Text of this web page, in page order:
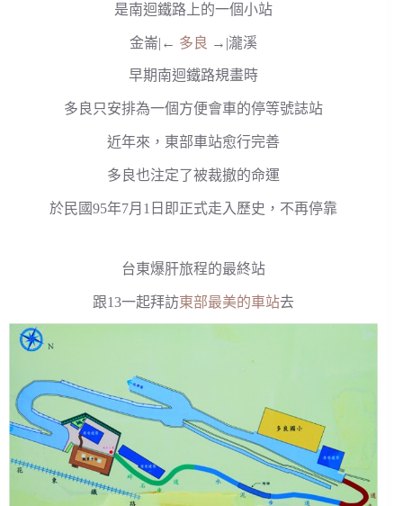
是南迴鐵路上的一個小站
金崙|← 多良 →|瀧溪
早期南迴鐵路規畫時
多良只安排為一個方便會車的停等號誌站
近年來，東部車站愈行完善
多良也注定了被裁撤的命運
於民國95年7月1日即正式走入歷史，不再停靠
台東爆肝旅程的最終站
跟13一起拜訪東部最美的車站去